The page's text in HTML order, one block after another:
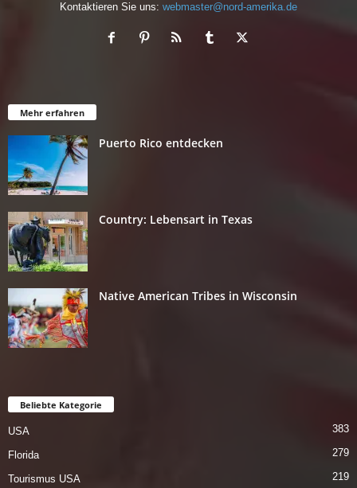
Kontaktieren Sie uns: webmaster@nord-amerika.de
Mehr erfahren
Puerto Rico entdecken
Country: Lebensart in Texas
Native American Tribes in Wisconsin
Beliebte Kategorie
USA 383
Florida 279
Tourismus USA 219